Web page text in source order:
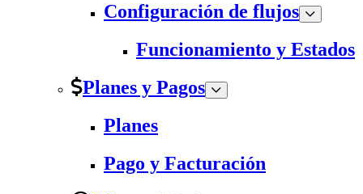
Configuración de flujos
Funcionamiento y Estados
Planes y Pagos
Planes
Pago y Facturación